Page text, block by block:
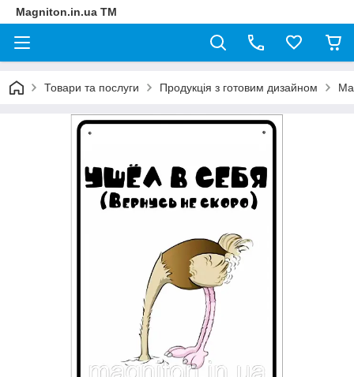
Magniton.in.ua ТМ
Товари та послуги Продукція з готовим дизайном